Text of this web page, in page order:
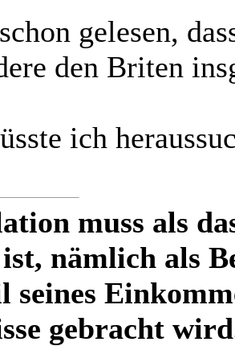
gelesen,
den Briten
ich
muss als
nämlich als
seines
gebracht